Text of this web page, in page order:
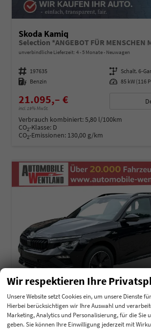
Skoda Kamiq
unverbindliche Lieferzeit: 4 - 5 Monate Neuwagen
Fahrzeugnummer 197635 Getriebe Schalt. 6-
Kraftstoff Benzin Leistung 85 kW (116
21.095,– €
incl. 19% MwSt.
Verbrauch kombiniert:5,80 l/100km
CO2-Klasse: D
CO2-Emissionen: 130,00 g/km
Skoda Kamiq
Wir respektieren Ihre
Unsere Website setzt Cookies ein, um unsere Dienste
Hierbei berücksichtigen wir Ihre Auswahl und
Marketing, Analytics und Personalisierung, für die Sie
geben. Sie können Ihre Einwilligung jederzeit mit